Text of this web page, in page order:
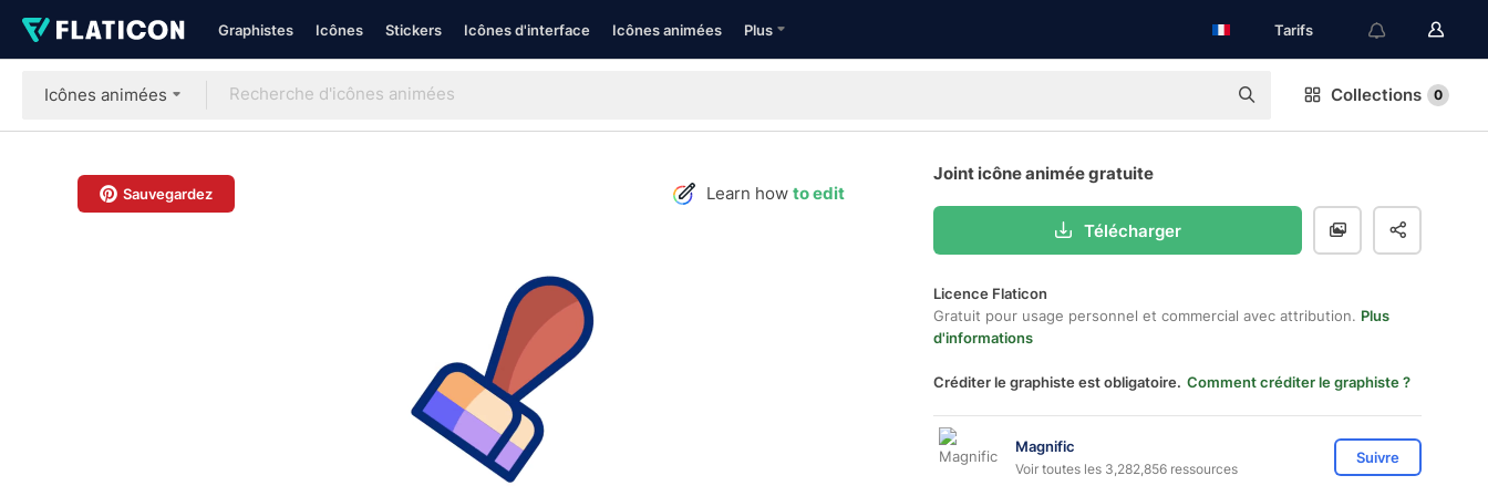
Graphistes Icônes Stickers Icônes d'interface Icônes animées Plus Tarifs
Icônes animées Collections 0
Sauvegardez Learn how to edit
Joint icône animée gratuite
Télécharger
Licence Flaticon
Gratuit pour usage personnel et commercial avec attribution. Plus
d'informations
Créditer le graphiste est obligatoire. Comment créditer le graphiste ?
Magnific
Voir toutes les 3,282,856 ressources
Suivre